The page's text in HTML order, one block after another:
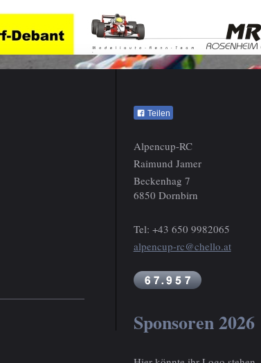
Teilen
Alpencup-RC
Raimund Jamer
Beckenhag 7
6850 Dornbirn
Tel: +43 650 9982065
alpencup-rc@chello.at
Sponsoren 2026